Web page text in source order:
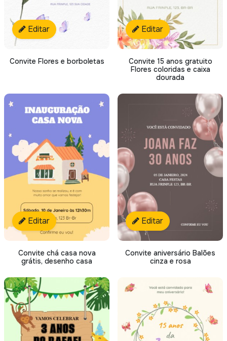
Editar
Convite Flores e borboletas
Editar
Convite 15 anos gratuito
Flores coloridas e caixa
dourada
Editar
Convite chá casa nova
grátis, desenho casa
Editar
Convite aniversário Balões
cinza e rosa